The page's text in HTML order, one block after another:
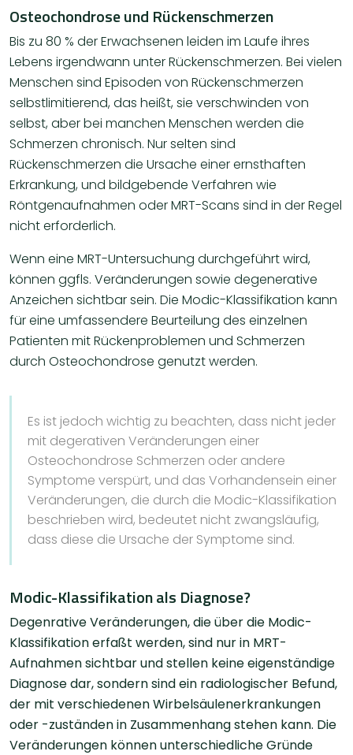
Osteochondrose und Rückenschmerzen
Bis zu 80 % der Erwachsenen leiden im Laufe ihres
Lebens irgendwann unter Rückenschmerzen. Bei vielen
Menschen sind Episoden von Rückenschmerzen
selbstlimitierend, das heißt, sie verschwinden von
selbst, aber bei manchen Menschen werden die
Schmerzen chronisch. Nur selten sind
Rückenschmerzen die Ursache einer ernsthaften
Erkrankung, und bildgebende Verfahren wie
Röntgenaufnahmen oder MRT-Scans sind in der Regel
nicht erforderlich.
Wenn eine MRT-Untersuchung durchgeführt wird,
können ggfls. Veränderungen sowie degenerative
Anzeichen sichtbar sein. Die Modic-Klassifikation kann
für eine umfassendere Beurteilung des einzelnen
Patienten mit Rückenproblemen und Schmerzen
durch Osteochondrose genutzt werden.
Es ist jedoch wichtig zu beachten, dass nicht jeder
mit degerativen Veränderungen einer
Osteochondrose Schmerzen oder andere
Symptome verspürt, und das Vorhandensein einer
Veränderungen, die durch die Modic-Klassifikation
beschrieben wird, bedeutet nicht zwangsläufig,
dass diese die Ursache der Symptome sind.
Modic-Klassifikation als Diagnose?
Degenrative Veränderungen, die über die Modic-
Klassifikation erfaßt werden, sind nur in MRT-
Aufnahmen sichtbar und stellen keine eigenständige
Diagnose dar, sondern sind ein radiologischer Befund,
der mit verschiedenen Wirbelsäulenerkrankungen
oder -zuständen in Zusammenhang stehen kann. Die
Veränderungen können unterschiedliche Gründe